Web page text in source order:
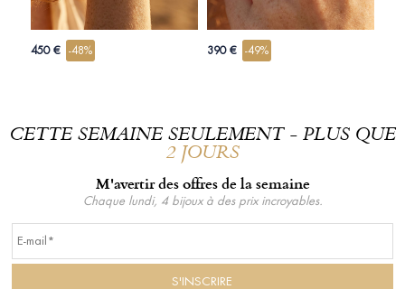
450 € -48% 390 € -49%
CETTE SEMAINE SEULEMENT - PLUS QUE
2 JOURS
M'avertir des offres de la semaine
Chaque lundi, 4 bijoux à des prix incroyables.